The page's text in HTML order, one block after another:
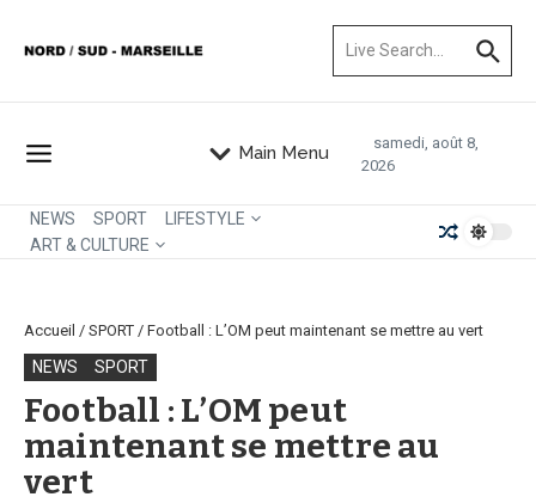
Main Menu
samedi, août 8,
2026
NEWS SPORT
LIFESTYLE
ART & CULTURE
Accueil / SPORT / Football : L’OM peut maintenant se mettre au vert
NEWS SPORT
Football : L’OM peut
maintenant se mettre au
vert